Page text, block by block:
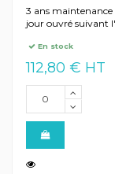
3 ans maintenance
jour ouvré suivant
En stock
112,80 € HT